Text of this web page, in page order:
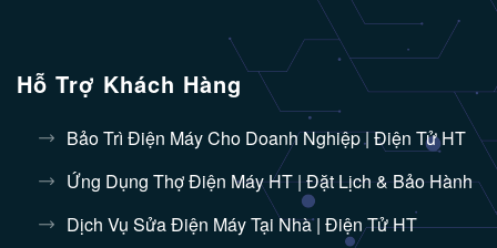
Hỗ Trợ Khách Hàng
Bảo Trì Điện Máy Cho Doanh Nghiệp | Điện Tử HT
Ứng Dụng Thợ Điện Máy HT | Đặt Lịch & Bảo Hành
Dịch Vụ Sửa Điện Máy Tại Nhà | Điện Tử HT